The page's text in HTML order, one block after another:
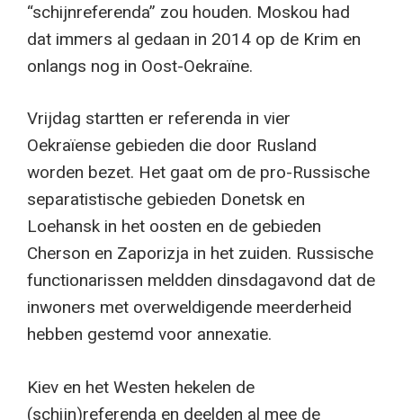
“schijnreferenda” zou houden. Moskou had
dat immers al gedaan in 2014 op de Krim en
onlangs nog in Oost-Oekraïne.
Vrijdag startten er referenda in vier
Oekraïense gebieden die door Rusland
worden bezet. Het gaat om de pro-Russische
separatistische gebieden Donetsk en
Loehansk in het oosten en de gebieden
Cherson en Zaporizja in het zuiden. Russische
functionarissen meldden dinsdagavond dat de
inwoners met overweldigende meerderheid
hebben gestemd voor annexatie.
Kiev en het Westen hekelen de
(schijn)referenda en deelden al mee de